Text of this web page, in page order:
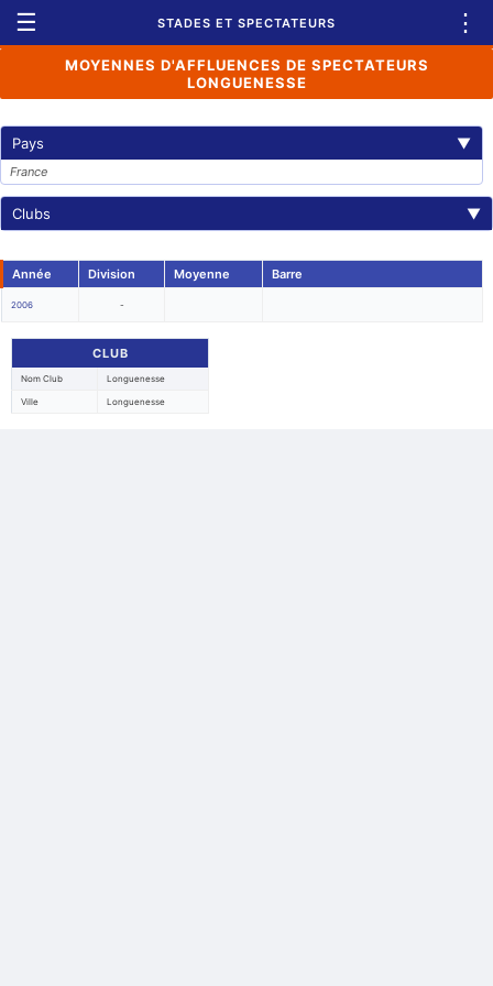
☰ STADES ET SPECTATEURS ⋮
MOYENNES D'AFFLUENCES DE SPECTATEURS
LONGUENESSE
Pays ▼
France
Clubs ▼
Année Division Moyenne Barre
2006 -
CLUB
Nom Club Longuenesse
Ville Longuenesse